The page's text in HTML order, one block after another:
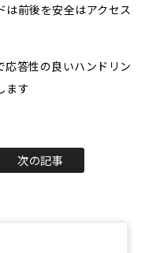
前後を安全はアクセス
答性の良いハンドリン
ます
次の記事